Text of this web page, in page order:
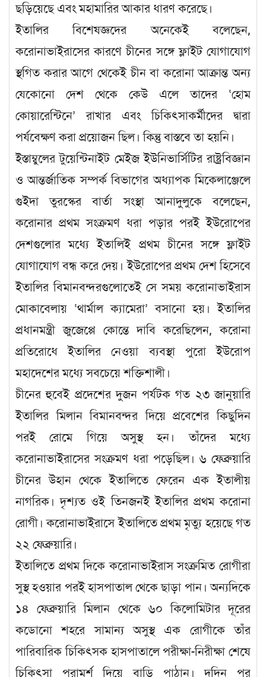
ছড়িয়েছে এবং মহামারির আকার ধারণ করেছে।
ইতালির বিশেষজ্ঞদের অনেকেই বলেছেন,
করোনাভাইরাসের কারণে চীনের সঙ্গে ফ্লাইট যোগাযোগ
স্থগিত করার আগে থেকেই চীন বা করোনা আক্রান্ত অন্য
যেকোনো দেশ থেকে কেউ এলে তাদের ‘হোম
কোয়ারেন্টিনে’ রাখার এবং চিকিৎসাকর্মীদের দ্বারা
পর্যবেক্ষণ করা প্রয়োজন ছিল। কিন্তু বাস্তবে তা হয়নি।
ইস্তাম্বুলের টুয়েন্টিনাইট মেইজ ইউনিভার্সিটির রাষ্ট্রবিজ্ঞান
ও আন্তর্জাতিক সম্পর্ক বিভাগের অধ্যাপক মিকেলাঞ্জেলে
গুইদা তুরস্কের বার্তা সংস্থা আনাদুলুকে বলেছেন,
করোনার প্রথম সংক্রমণ ধরা পড়ার পরই ইউরোপের
দেশগুলোর মধ্যে ইতালিই প্রথম চীনের সঙ্গে ফ্লাইট
যোগাযোগ বন্ধ করে দেয়। ইউরোপের প্রথম দেশ হিসেবে
ইতালির বিমানবন্দরগুলোতেই সে সময় করোনাভাইরাস
মোকাবেলায় ‘থার্মাল ক্যামেরা’ বসানো হয়। ইতালির
প্রধানমন্ত্রী জুজেপ্পে কোন্তে দাবি করেছিলেন, করোনা
প্রতিরোধে ইতালির নেওয়া ব্যবস্থা পুরো ইউরোপ
মহাদেশের মধ্যে সবচেয়ে শক্তিশালী।
চীনের হুবেই প্রদেশের দুজন পর্যটক গত ২৩ জানুয়ারি
ইতালির মিলান বিমানবন্দর দিয়ে প্রবেশের কিছুদিন
পরই রোমে গিয়ে অসুস্থ হন। তাঁদের মধ্যে
করোনাভাইরাসের সংক্রমণ ধরা পড়েছিল। ৬ ফেব্রুয়ারি
চীনের উহান থেকে ইতালিতে ফেরেন এক ইতালীয়
নাগরিক। দৃশ্যত ওই তিনজনই ইতালির প্রথম করোনা
রোগী। করোনাভাইরাসে ইতালিতে প্রথম মৃত্যু হয়েছে গত
২২ ফেব্রুয়ারি।
ইতালিতে প্রথম দিকে করোনাভাইরাস সংক্রমিত রোগীরা
সুস্থ হওয়ার পরই হাসপাতাল থেকে ছাড়া পান। অন্যদিকে
১৪ ফেব্রুয়ারি মিলান থেকে ৬০ কিলোমিটার দূরের
কডোনো শহরে সামান্য অসুস্থ এক রোগীকে তাঁর
পারিবারিক চিকিৎসক হাসপাতালে পরীক্ষা-নিরীক্ষা শেষে
চিকিৎসা পরামর্শ দিয়ে বাড়ি পাঠান। দুদিন পর